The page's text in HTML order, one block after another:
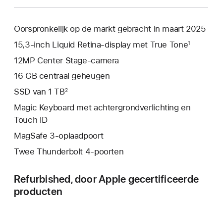
Oorspronkelijk op de markt gebracht in maart 2025
15,3‑inch Liquid Retina‑display met True Tone1
12MP Center Stage-camera
16 GB centraal geheugen
SSD van 1 TB2
Magic Keyboard met achtergrondverlichting en
Touch ID
MagSafe 3-oplaadpoort
Twee Thunderbolt 4-poorten
Refurbished, door Apple gecertificeerde
producten